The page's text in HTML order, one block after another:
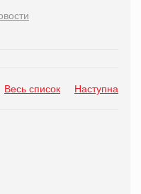
Весь список Наступна